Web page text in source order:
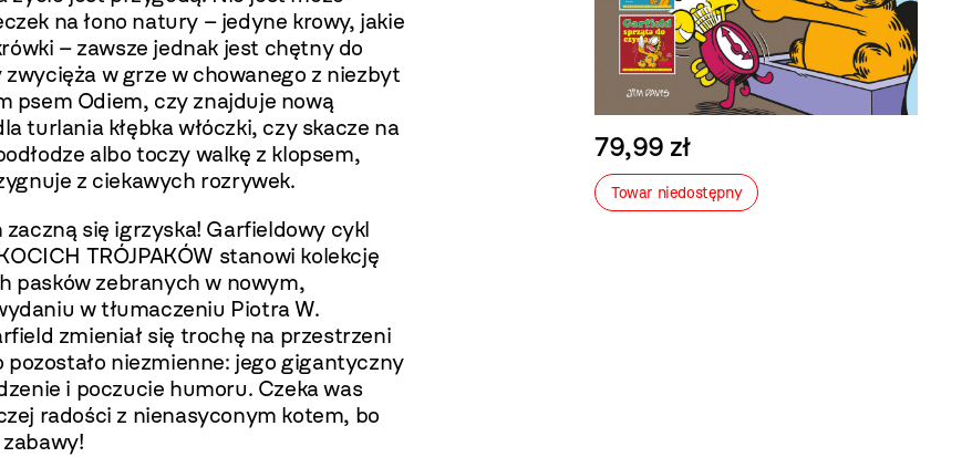
na łono natury – jedyne krowy, jakie
– zawsze jednak jest chętny do
zwycięża w grze w chowanego z niezbyt
psem Odiem, czy znajduje nową
turlania kłębka włóczki, czy skacze na
albo toczy walkę z klopsem,
z ciekawych rozrywek.
zaczną się igrzyska! Garfieldowy cykl
TRÓJPAKÓW stanowi kolekcję
pasków zebranych w nowym,
w tłumaczeniu Piotra W.
zmieniał się trochę na przestrzeni
pozostało niezmienne: jego gigantyczny
i poczucie humoru. Czeka was
radości z nienasyconym kotem, bo
79,99 zł
Towar niedostępny